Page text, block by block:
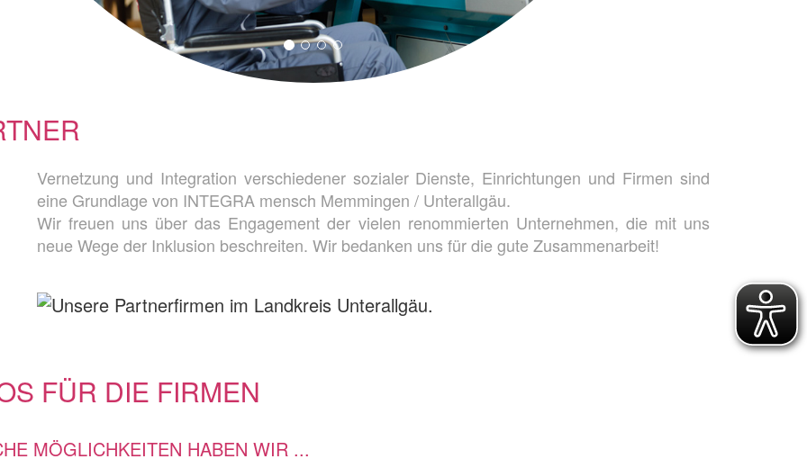
Vernetzung und Integration verschiedener sozialer Dienste, Einrichtungen und Firmen sind
eine Grundlage von INTEGRA mensch Memmingen / Unterallgäu.
Wir freuen uns über das Engage­ment der vielen renommierten Unternehmen, die mit uns
neue Wege der Inklusion beschreiten. Wir bedanken uns für die gute Zusammenarbeit!
FÜR DIE FIRMEN
MÖGLICHKEITEN HABEN WIR ...